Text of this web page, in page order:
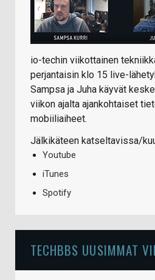
io-techin viikottainen
perjantaisin klo 15 live-
Sampsa ja Juha käyvät
viikon ajalta ajankohtaiset
mobiiliaiheet.
Jälkikäteen katseltavissa/
Youtube
iTunes
Spotify
TECHBBS UUSIMMAT